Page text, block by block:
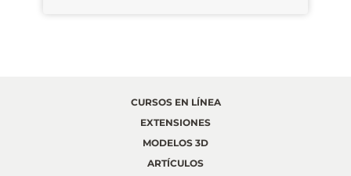
CURSOS EN LÍNEA
EXTENSIONES
MODELOS 3D
ARTÍCULOS